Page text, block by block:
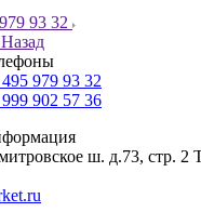
93 32
Назад
979 93 32
902 57 36
ш. д.73, стр. 2